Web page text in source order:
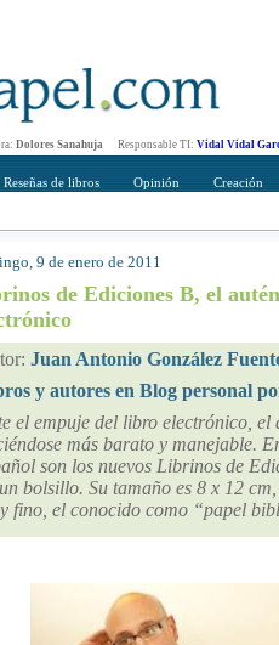
Dolores Sanahuja Responsable TI: Vidal Vidal
Reseñas de libros Opinión Creación
Completo
9 de enero de 2011
de Ediciones B, el
Juan Antonio González
y autores en Blog personal
el empuje del libro electrónico, el
más barato y manejable.
son los nuevos Librinos de
bolsillo. Su tamaño es 8 x 12
fino, el conocido como “papel